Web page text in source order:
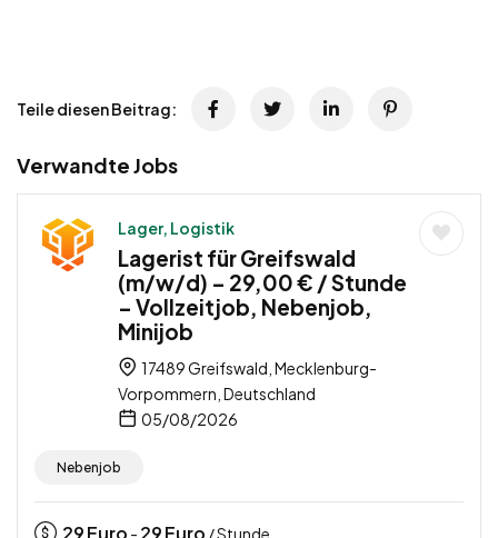
Teile diesen Beitrag:
Verwandte Jobs
Lager, Logistik
Lagerist für Greifswald
(m/w/d) – 29,00 € / Stunde
– Vollzeitjob, Nebenjob,
Minijob
17489 Greifswald, Mecklenburg-
Vorpommern, Deutschland
05/08/2026
Nebenjob
29Euro - 29Euro / Stunde